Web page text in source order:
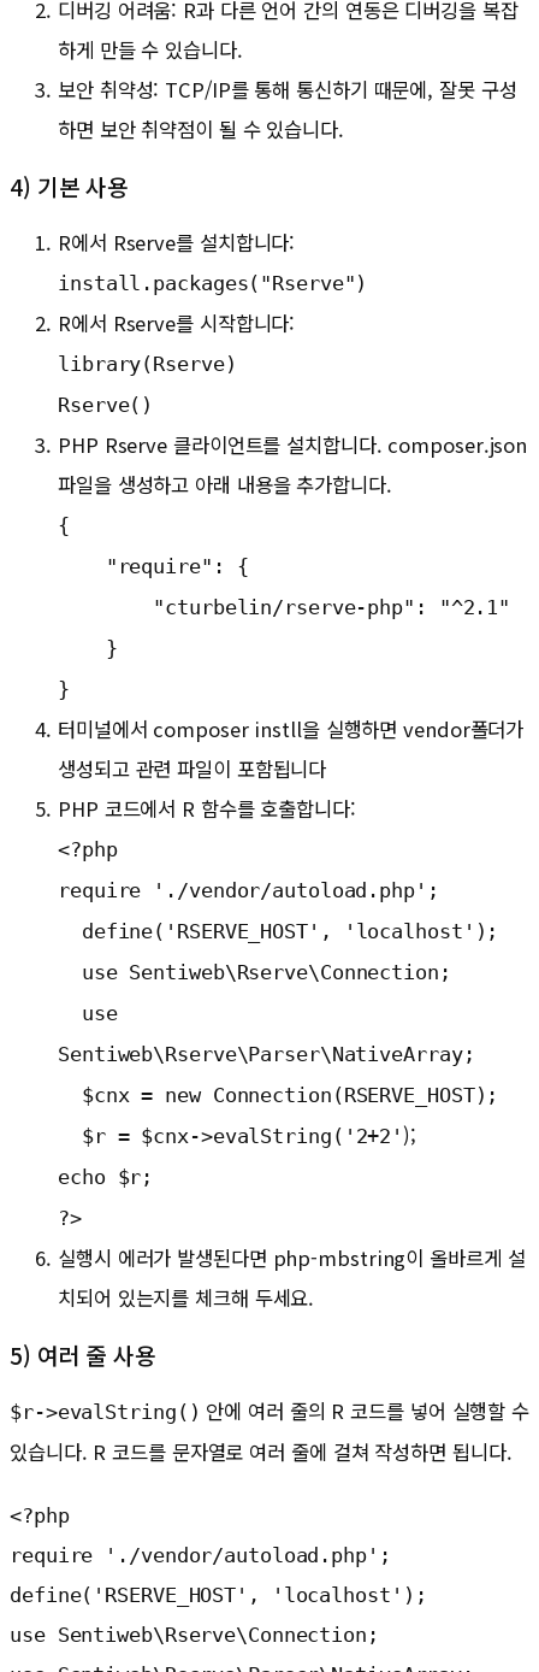
디버깅 어려움: R과 다른 언어 간의 연동은 디버깅을 복잡
하게 만들 수 있습니다.
보안 취약성: TCP/IP를 통해 통신하기 때문에, 잘못 구성
하면 보안 취약점이 될 수 있습니다.
4) 기본 사용
R에서 Rserve를 설치합니다:
install.packages("Rserve")
R에서 Rserve를 시작합니다:
library(Rserve)
Rserve()
PHP Rserve 클라이언트를 설치합니다. composer.json
파일을 생성하고 아래 내용을 추가합니다.
{
"require": {
"cturbelin/rserve-php": "^2.1"
}
}
터미널에서 composer instll을 실행하면 vendor폴더가
생성되고 관련 파일이 포함됩니다
PHP 코드에서 R 함수를 호출합니다:
<?php
require './vendor/autoload.php';
  define('RSERVE_HOST', 'localhost');
  use Sentiweb\Rserve\Connection;
Sentiweb\Rserve\Parser\NativeArray;
  $cnx = new Connection(RSERVE_HOST);
  $r = $cnx->evalString('2+2'
);
echo $r;
?>
실행시 에러가 발생된다면 php-mbstring이 올바르게 설
치되어 있는지를 체크해 두세요.
5) 여러 줄 사용
$r->evalString() 안에 여러 줄의 R 코드를 넣어 실행할 수
있습니다. R 코드를 문자열로 여러 줄에 걸쳐 작성하면 됩니다.
<?php
require './vendor/autoload.php';
define('RSERVE_HOST', 'localhost');
use Sentiweb\Rserve\Connection;